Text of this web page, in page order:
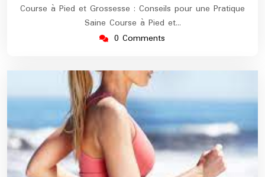
Course à Pied et Grossesse : Conseils pour une Pratique
Saine Course à Pied et…
0 Comments